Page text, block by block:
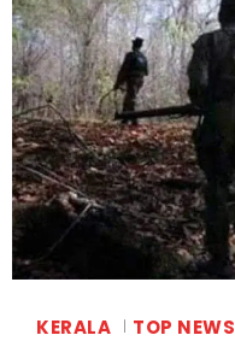
KERALA TOP NEWS